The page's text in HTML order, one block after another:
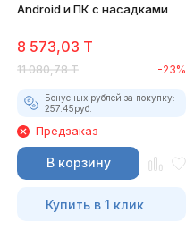
Android и ПК с насадками
8 573,03 T
11 080,78 T -23%
Бонусных рублей за покупку:
257.45руб.
Предзаказ
В корзину
Купить в 1 клик